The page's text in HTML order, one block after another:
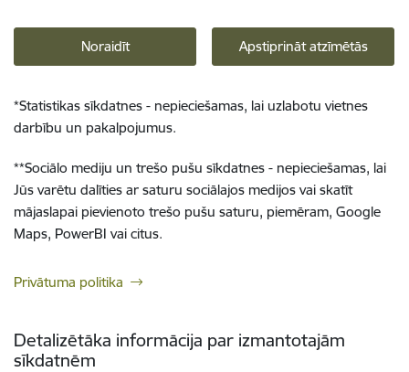
Noraidīt Apstiprināt atzīmētās
*Statistikas sīkdatnes - nepieciešamas, lai uzlabotu vietnes
darbību un pakalpojumus.
**Sociālo mediju un trešo pušu sīkdatnes - nepieciešamas, lai
Jūs varētu dalīties ar saturu sociālajos medijos vai skatīt
mājaslapai pievienoto trešo pušu saturu, piemēram, Google
Maps, PowerBI vai citus.
Privātuma politika
Detalizētāka informācija par izmantotajām
sīkdatnēm